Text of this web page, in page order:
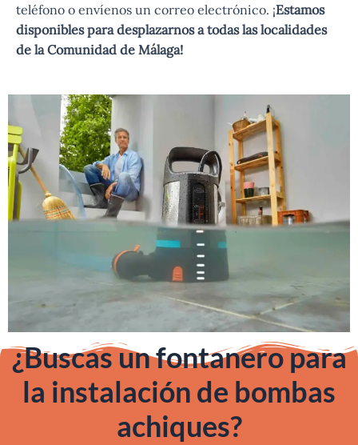
teléfono o envíenos un correo electrónico. ¡Estamos
disponibles para desplazarnos a todas las localidades
de la Comunidad de Málaga!
¿Buscas un fontanero para
la instalación de bombas
achiques?